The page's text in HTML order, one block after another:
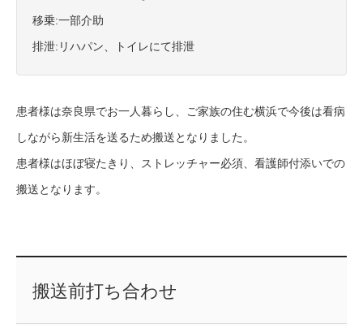
移乗:一部介助
排泄:リハパン、トイレにて排泄
患者様は奈良県でお一人暮らし、ご家族の住む横浜で今後は看病
しながら新生活を送るため搬送となりました。
患者様はほぼ寝たきり、ストレッチャー必須、看護師付添いでの
搬送となります。
搬送前打ち合わせ